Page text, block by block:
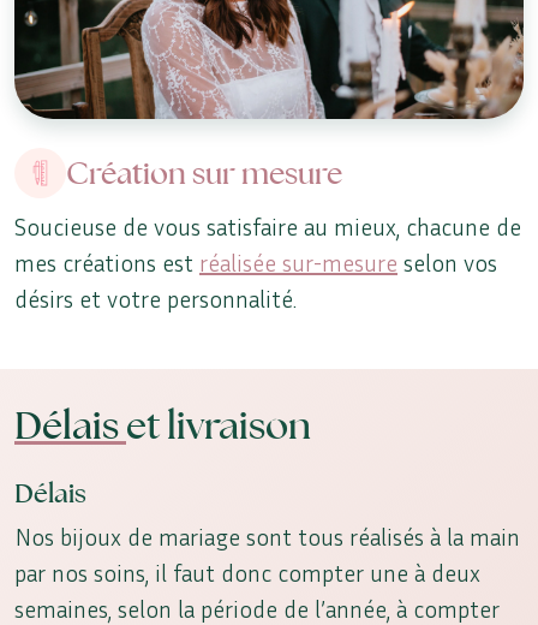
Création sur mesure
Soucieuse de vous satisfaire au mieux, chacune de
mes créations est réalisée sur-mesure selon vos
désirs et votre personnalité.
Délaiset livraison
Délais
Nos bijoux de mariage sont tous réalisés à la main
par nos soins, il faut donc compter une à deux
semaines, selon la période de l’année, à compter